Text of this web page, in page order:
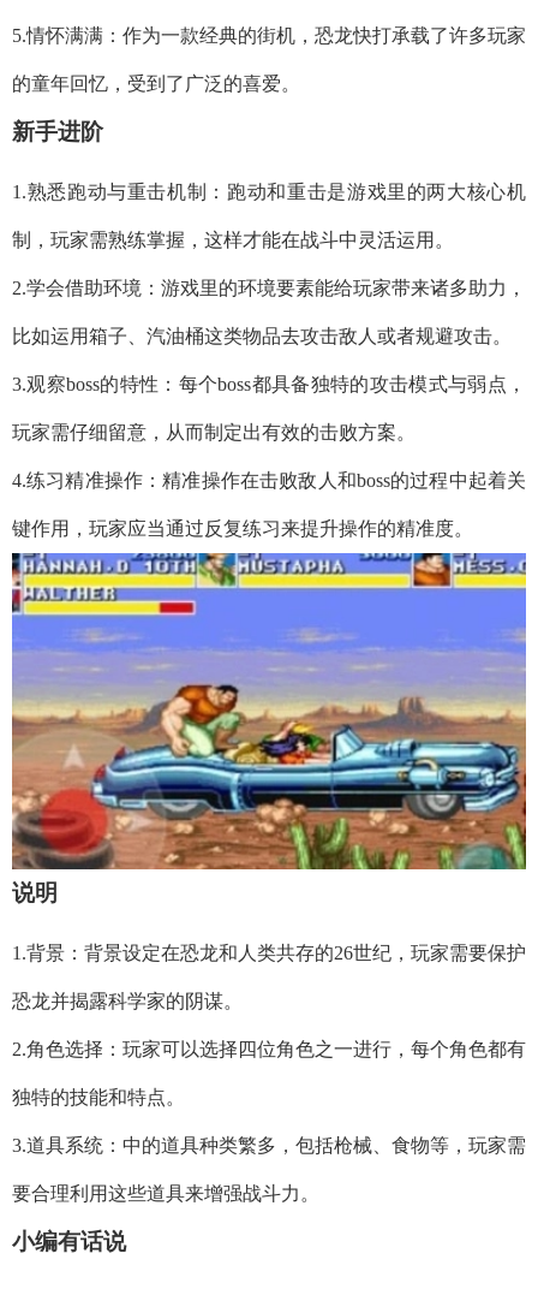
5.情怀满满：作为一款经典的街机，恐龙快打承载了许多玩家
的童年回忆，受到了广泛的喜爱。
新手进阶
1.熟悉跑动与重击机制：跑动和重击是游戏里的两大核心机
制，玩家需熟练掌握，这样才能在战斗中灵活运用。
2.学会借助环境：游戏里的环境要素能给玩家带来诸多助力，
比如运用箱子、汽油桶这类物品去攻击敌人或者规避攻击。
3.观察boss的特性：每个boss都具备独特的攻击模式与弱点，
玩家需仔细留意，从而制定出有效的击败方案。
4.练习精准操作：精准操作在击败敌人和boss的过程中起着关
键作用，玩家应当通过反复练习来提升操作的精准度。
说明
1.背景：背景设定在恐龙和人类共存的26世纪，玩家需要保护
恐龙并揭露科学家的阴谋。
2.角色选择：玩家可以选择四位角色之一进行，每个角色都有
独特的技能和特点。
3.道具系统：中的道具种类繁多，包括枪械、食物等，玩家需
要合理利用这些道具来增强战斗力。
小编有话说